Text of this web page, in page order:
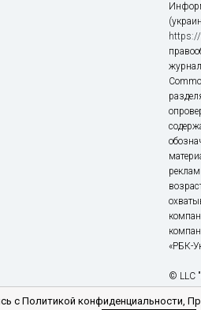
https://
«РБК-
© LLC
с Политикой конфиденциальности,